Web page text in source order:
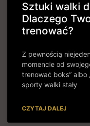
Sztuki walki
Dlaczego
trenować?
Z pewnością
momencie od
trenować boks” albo
sporty walki stały
CZYTAJ DALEJ